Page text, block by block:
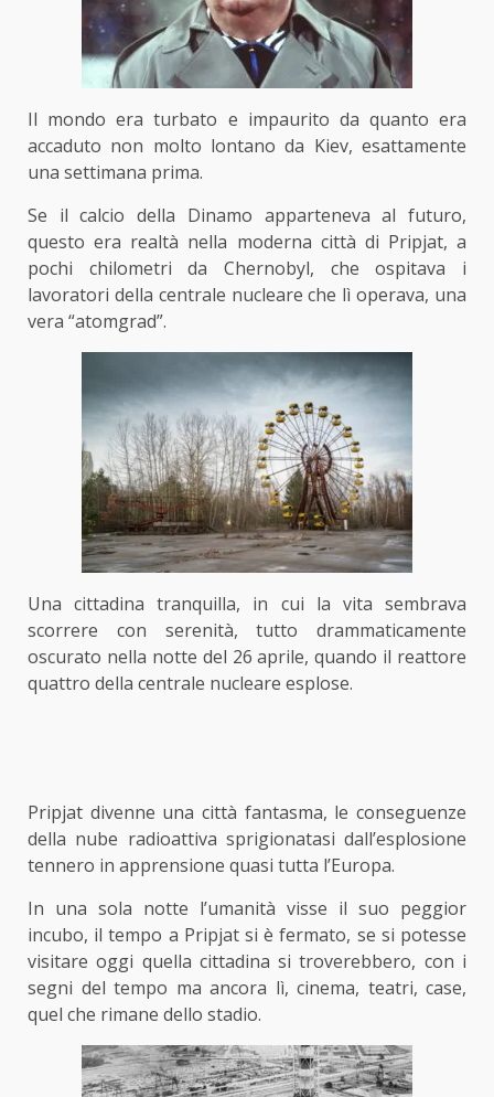
Il mondo era turbato e impaurito da quanto era
accaduto non molto lontano da Kiev, esattamente
una settimana prima.
Se il calcio della Dinamo apparteneva al futuro,
questo era realtà nella moderna città di Pripjat, a
pochi chilometri da Chernobyl, che ospitava i
lavoratori della centrale nucleare che lì operava, una
vera “atomgrad”.
Una cittadina tranquilla, in cui la vita sembrava
scorrere con serenità, tutto drammaticamente
oscurato nella notte del 26 aprile, quando il reattore
quattro della centrale nucleare esplose.
Pripjat divenne una città fantasma, le conseguenze
della nube radioattiva sprigionatasi dall’esplosione
tennero in apprensione quasi tutta l’Europa.
In una sola notte l’umanità visse il suo peggior
incubo, il tempo a Pripjat si è fermato, se si potesse
visitare oggi quella cittadina si troverebbero, con i
segni del tempo ma ancora lì, cinema, teatri, case,
quel che rimane dello stadio.